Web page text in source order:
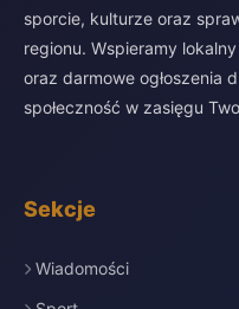
sporcie, kulturze oraz
regionu. Wspieramy
oraz darmowe ogłoszenia
społeczność w zasięgu
Sekcje
Wiadomości